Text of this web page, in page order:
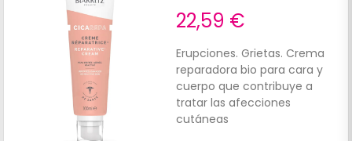
22,59 €
Erupciones. Grietas. Crema
reparadora bio para cara y
cuerpo que contribuye a
tratar las afecciones
cutáneas